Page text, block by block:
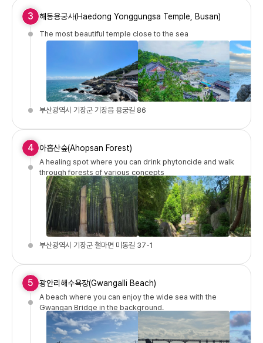
3 해동용궁사(Haedong Yonggungsa Temple, Busan)
The most beautiful temple close to the sea
부산광역시 기장군 기장읍 용궁길 86
4 아홉산숲(Ahopsan Forest)
A healing spot where you can drink phytoncide and walk
through forests of various concepts
부산광역시 기장군 철마면 미동길 37-1
5 광안리해수욕장(Gwangalli Beach)
A beach where you can enjoy the wide sea with the
Gwangan Bridge in the background.